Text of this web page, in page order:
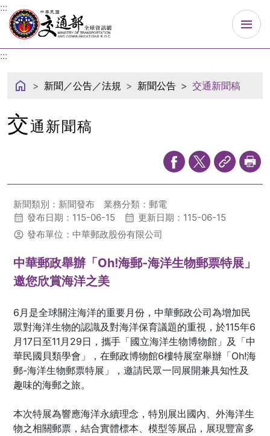
中華民國交通部
:::
:::
新聞／公告／法規 新聞公告 交通新聞稿
交通新聞稿
新聞類別：新聞發布
業務分類：郵電
發布日期：115-06-15
更新日期：115-06-15
發布單位：中華郵政股份有限公司
中華郵政舉辦「Oh!海郵-海洋生物郵票特展」
邀您欣賞海洋之美
6月是全球關注海洋的重要月份，中華郵政公司為增加民
眾對海洋生物的認識及對海洋保育議題的重視，於115年6
月17日至11月29日，攜手「國立海洋生物博物館」及「中
華民國貝類學會」，在郵政博物館6樓特展室舉辦「Oh!海
郵-海洋生物郵票特展」，邀請民眾一同展開兼具知性及
趣味的海郵之旅。
本次特展為響應海洋永續理念，特別展出國內、外海洋生
物之相關郵票，結合實體標本、模型等展品，展現豐富多